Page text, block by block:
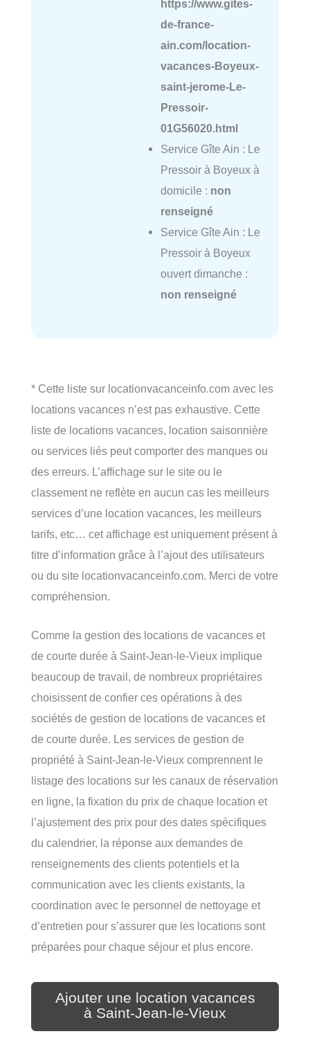
https://www.gites-
de-france-
ain.com/location-
vacances-Boyeux-
saint-jerome-Le-
Pressoir-
01G56020.html
Service Gîte Ain : Le
Pressoir à Boyeux à
domicile : non
renseigné
Service Gîte Ain : Le
Pressoir à Boyeux
ouvert dimanche :
non renseigné
* Cette liste sur locationvacanceinfo.com avec les
locations vacances n’est pas exhaustive. Cette
liste de locations vacances, location saisonnière
ou services liés peut comporter des manques ou
des erreurs. L’affichage sur le site ou le
classement ne reflète en aucun cas les meilleurs
services d’une location vacances, les meilleurs
tarifs, etc… cet affichage est uniquement présent à
titre d’information grâce à l’ajout des utilisateurs
ou du site locationvacanceinfo.com. Merci de votre
compréhension.
Comme la gestion des locations de vacances et
de courte durée à Saint-Jean-le-Vieux implique
beaucoup de travail, de nombreux propriétaires
choisissent de confier ces opérations à des
sociétés de gestion de locations de vacances et
de courte durée. Les services de gestion de
propriété à Saint-Jean-le-Vieux comprennent le
listage des locations sur les canaux de réservation
en ligne, la fixation du prix de chaque location et
l’ajustement des prix pour des dates spécifiques
du calendrier, la réponse aux demandes de
renseignements des clients potentiels et la
communication avec les clients existants, la
coordination avec le personnel de nettoyage et
d’entretien pour s’assurer que les locations sont
préparées pour chaque séjour et plus encore.
Ajouter une location vacances
à Saint-Jean-le-Vieux